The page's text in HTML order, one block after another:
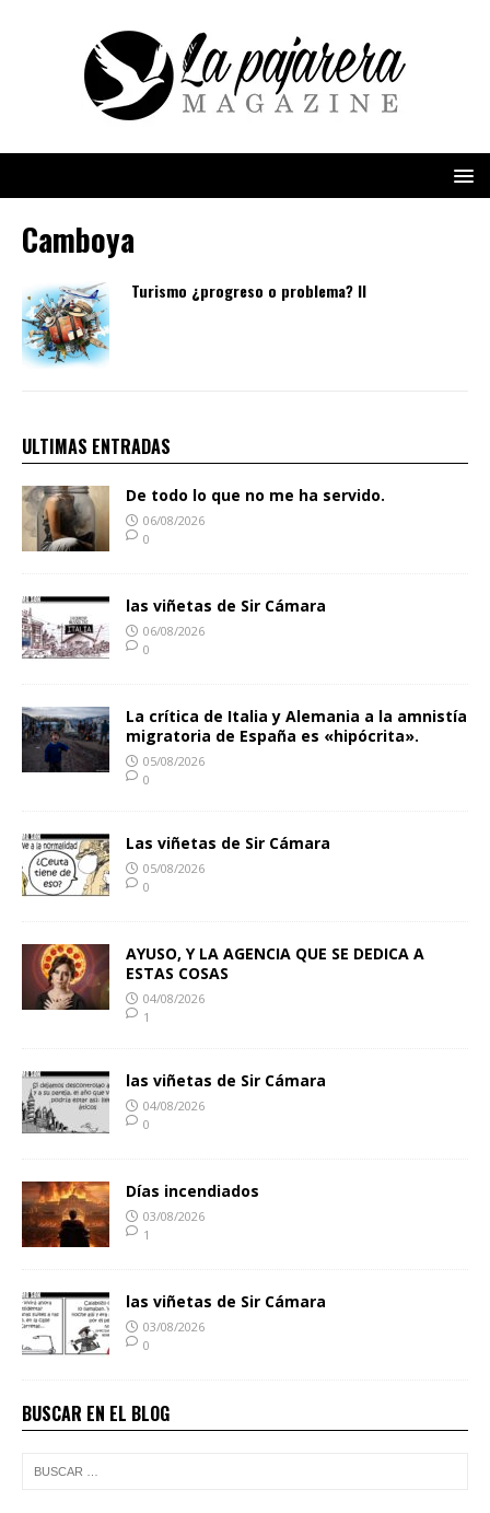
Camboya
Turismo ¿progreso o problema? II
ULTIMAS ENTRADAS
De todo lo que no me ha servido.
06/08/2026
0
las viñetas de Sir Cámara
06/08/2026
0
La crítica de Italia y Alemania a la amnistía
migratoria de España es «hipócrita».
05/08/2026
0
Las viñetas de Sir Cámara
05/08/2026
0
AYUSO, Y LA AGENCIA QUE SE DEDICA A
ESTAS COSAS
04/08/2026
1
las viñetas de Sir Cámara
04/08/2026
0
Días incendiados
03/08/2026
1
las viñetas de Sir Cámara
03/08/2026
0
BUSCAR EN EL BLOG